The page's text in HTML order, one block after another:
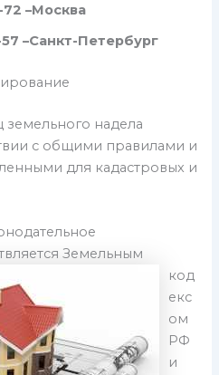
–Москва
–Санкт-Петербург
земельного надела
с общими правилами и
для кадастровых и
Земельным
код
екс
ом
РФ
и